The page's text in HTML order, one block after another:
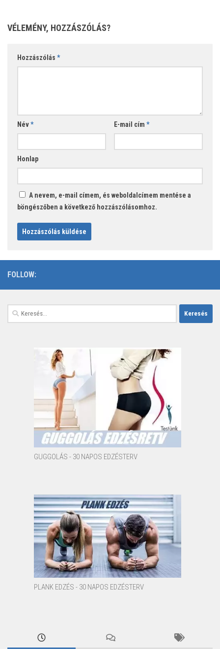
VÉLEMÉNY, HOZZÁSZÓLÁS?
Hozzászólás *
Név* E-mail cím *
Honlap
A nevem, e-mail címem, és weboldalcímem mentése a
böngészőben a következő hozzászólásomhoz.
FOLLOW:
Keresés:
GUGGOLÁS - 30 NAPOS EDZÉSTERV
PLANK EDZÉS - 30 NAPOS EDZÉSTERV